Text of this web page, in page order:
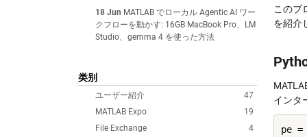
18 Jun MATLAB でローカル Agentic AI ワー
クフローを動かす: 16GB MacBook Pro、LM
Studio、gemma 4 を使った方法
类别
47
ユーザー紹介
19
MATLAB Expo
4
File Exchange
このブ
を紹介
インタ